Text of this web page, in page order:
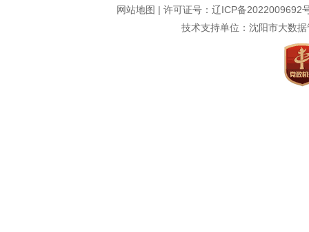
网站地图 | 许可证号： 辽ICP备2022009692
技术支持单位：沈阳市大数